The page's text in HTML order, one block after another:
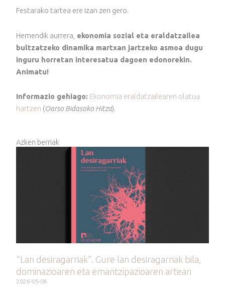
Festarako tartea ere izan zen gero.
Hemendik aurrera, ekonomia sozial eta eraldatzailea
bultzatzeko dinamika martxan jartzeko asmoa dugu
inguru horretan interesatua dagoen edonorekin.
Animatu!
Informazio gehiago: Ekonomia eraldatzailearen olatua
hartzen (Oarso Bidasoko Hitza).
Azken berriak
“Lan desiragarriak”. Gure lan desiragarriak bila,
dominazioaren eta emantzipazioaren artean
2026-05-06